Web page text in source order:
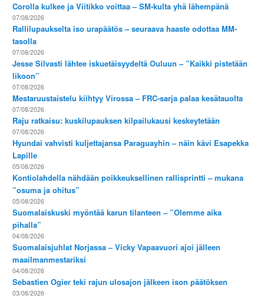
Corolla kulkee ja Viitikko voittaa – SM-kulta yhä lähempänä
07/08/2026
Rallilupaukselta iso urapäätös – seuraava haaste odottaa MM-
tasolla
07/08/2026
Jesse Silvasti lähtee iskuetäisyydeltä Ouluun – ”Kaikki pistetään
likoon”
07/08/2026
Mestaruustaistelu kiihtyy Virossa – FRC-sarja palaa kesätauolta
07/08/2026
Raju ratkaisu: kuskilupauksen kilpailukausi keskeytetään
07/08/2026
Hyundai vahvisti kuljettajansa Paraguayhin – näin kävi Esapekka
Lapille
05/08/2026
Kontiolahdella nähdään poikkeuksellinen rallisprintti – mukana
”osuma ja ohitus”
05/08/2026
Suomalaiskuski myöntää karun tilanteen – ”Olemme aika
pihalla”
04/08/2026
Suomalaisjuhlat Norjassa – Vicky Vapaavuori ajoi jälleen
maailmanmestariksi
04/08/2026
Sebastien Ogier teki rajun ulosajon jälkeen ison päätöksen
03/08/2026